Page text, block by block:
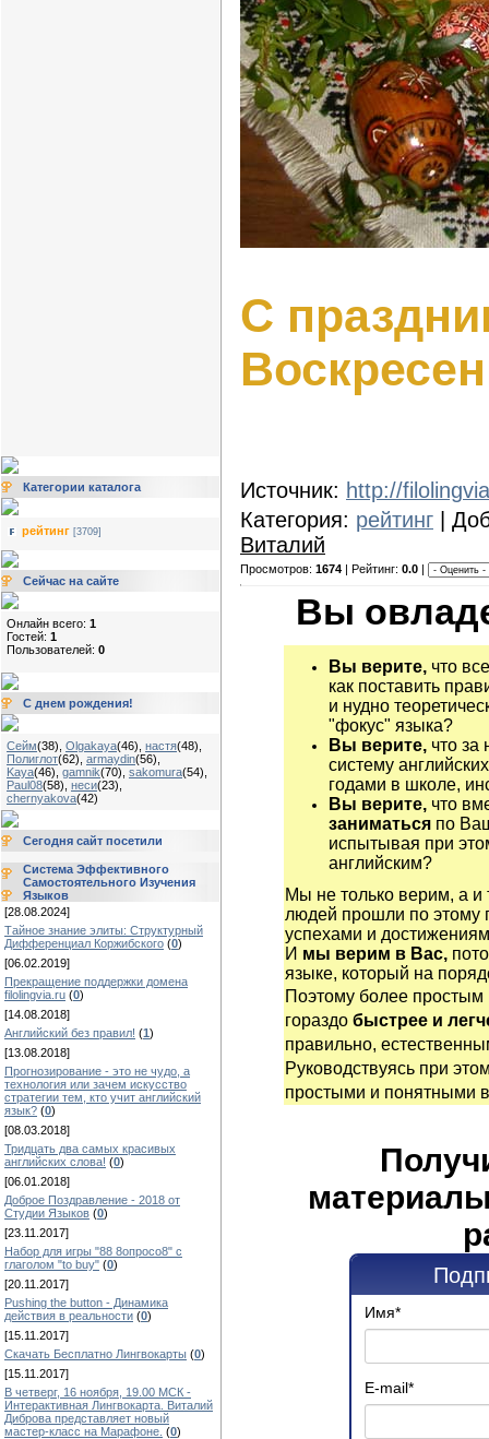
Категории каталога
рейтинг [3709]
Сейчас на сайте
Онлайн всего: 1
Гостей: 1
Пользователей: 0
С днем рождения!
Сейм(38) Olgakaya(46) настя(48)
Полиглот(62) armaydin(56)
Kaya(46) gamnik(70) sakomura(54)
Paul08(58) неси(23)
chernyakova(42)
Сегодня сайт посетили
Система Эффективного
Самостоятельного Изучения
Языков
[28.08.2024]
Тайное знание элиты: Структурный
Дифференциал Коржибского (0)
[06.02.2019]
Прекращение поддержки домена
filolingvia.ru (0)
[14.08.2018]
Английский без правил! (1)
[13.08.2018]
Прогнозирование - это не чудо, а
технология или зачем искусство
стратегии тем, кто учит английский
язык? (0)
[08.03.2018]
Тридцать два самых красивых
английских слова! (0)
[06.01.2018]
Доброе Поздравление - 2018 от
Студии Языков (0)
[23.11.2017]
Набор для игры "88 8опросо8" с
глаголом "to buy" (0)
[20.11.2017]
Pushing the button - Динамика
действия в реальности (0)
[15.11.2017]
Скачать Бесплатно Лингвокарты (0)
[15.11.2017]
В четверг, 16 ноября, 19.00 МСК -
Интерактивная Лингвокарта. Виталий
Диброва представляет новый
мастер-класс на Марафоне. (0)
С
Источник: http://
Категория: рейтинг |
Виталий
Просмотров: 1674 | Рейтинг: 0.0
Вы
Вы верите, что
как поставить
и нудно
"фокус" языка?
Вы верите, что за
систему
годами в школе,
Вы верите, что
заниматься по
испытывая при
английским?
Мы не только верим, а и
людей прошли по этому
успехами и
И мы верим в Вас,
языке, который на
Поэтому более
гораздо быстрее и
правильно,
Руководствуясь при
простыми и понятными
Имя*
E-mail*